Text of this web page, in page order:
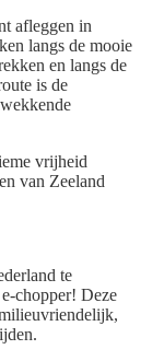
afleggen in
langs de mooie
en langs de
is de
vrijheid
van Zeeland
te
chopper! Deze